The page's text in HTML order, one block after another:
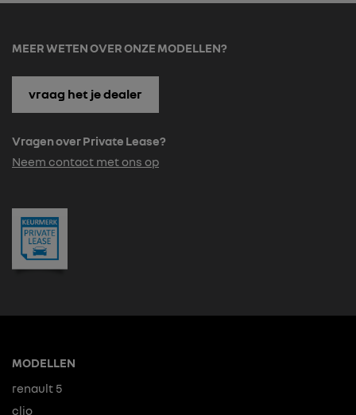
MEER WETEN OVER ONZE MODELLEN?
vraag het je dealer
Vragen over Private Lease?
Neem contact met ons op
MODELLEN
renault 5
clio